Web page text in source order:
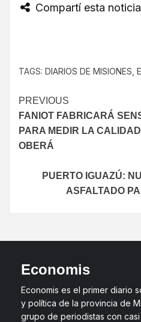
Compartí esta
TAGS: DIARIOS DE MISIONES
PREVIOUS
FANIOT FABRICARÁ
PARA MEDIR LA
OBERÁ
PUERTO IGUAZÚ:
ASFALTADO
Economis
Economis es el primer diario
y política de la provincia de
grupo de periodistas con